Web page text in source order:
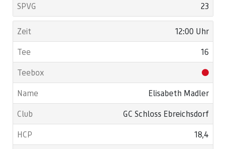
23
12:00 Uhr
16
Elisabeth Madler
GC Schloss Ebreichsdorf
18,4